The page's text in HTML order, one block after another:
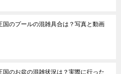
国のプールの混雑具合は？写真と動画
国のお盆の混雑状況は？実際に行った